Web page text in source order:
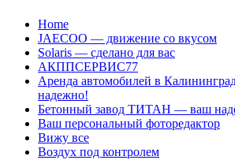
Перейти
содержанию
Home
JAECOO — движение со вкусом
Solaris — сделано для вас
АКППСЕРВИС77
Аренда автомобилей в
надежно!
Бетонный завод ТИТАН — ваш
Ваш персональный фоторедактор
Вижу все
Воздух под контролем